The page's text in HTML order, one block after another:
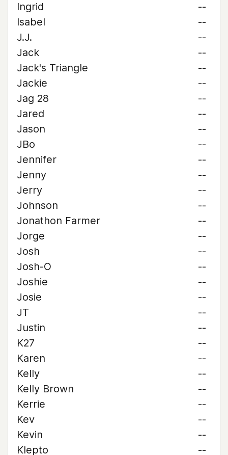
Ingrid
--
Isabel
--
J.J.
--
Jack
--
Jack's Triangle
--
Jackie
--
Jag 28
--
Jared
--
Jason
--
JBo
--
Jennifer
--
Jenny
--
Jerry
--
Johnson
--
Jonathon Farmer
--
Jorge
--
Josh
--
Josh-O
--
Joshie
--
Josie
--
JT
--
Justin
--
K27
--
Karen
--
Kelly
--
Kelly Brown
--
Kerrie
--
Kev
--
Kevin
--
Klepto
--